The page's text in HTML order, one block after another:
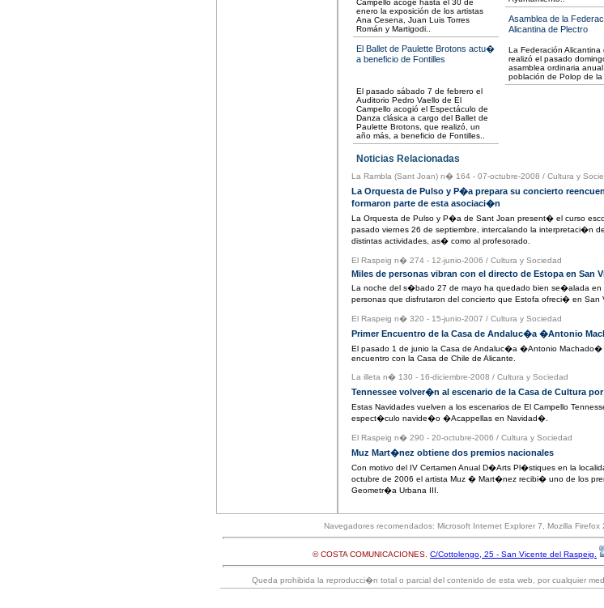
Campello acoge hasta el 30 de
enero la exposición de los artistas
Ana Cesena, Juan Luis Torres
Román y Martigodi..
El Ballet de Paulette Brotons actu�
a beneficio de Fontilles
El pasado sábado 7 de febrero el
Auditorio Pedro Vaello de El
Campello acogió el Espectáculo de
Danza clásica a cargo del Ballet de
Paulette Brotons, que realizó, un
año más, a beneficio de Fontilles..
Asamblea de la
Alicantina de Plectro
La Federación Alicantina
realizó el pasado
asamblea ordinaria
población de Polop de la
Noticias Relacionadas
La Rambla (Sant Joan) n� 164 - 07-octubre-2008 / Cultura y
La Orquesta de Pulso y P�a prepara su concierto
formaron parte de esta asociaci�n
La Orquesta de Pulso y P�a de Sant Joan present� el curso
pasado viernes 26 de septiembre, intercalando la interpretaci�n
distintas actividades, as� como al profesorado.
El Raspeig n� 274 - 12-junio-2006 / Cultura y Sociedad
Miles de personas vibran con el directo de Estopa en San
La noche del s�bado 27 de mayo ha quedado bien se�alada en
personas que disfrutaron del concierto que Estofa ofreci� en San
El Raspeig n� 320 - 15-junio-2007 / Cultura y Sociedad
Primer Encuentro de la Casa de Andaluc�a �Antonio
El pasado 1 de junio la Casa de Andaluc�a �Antonio
encuentro con la Casa de Chile de Alicante.
La illeta n� 130 - 16-diciembre-2008 / Cultura y Sociedad
Tennessee volver�n al escenario de la Casa de Cultura
Estas Navidades vuelven a los escenarios de El Campello
espect�culo navide�o �Acappellas en Navidad�.
El Raspeig n� 290 - 20-octubre-2006 / Cultura y Sociedad
Muz Mart�nez obtiene dos premios nacionales
Con motivo del IV Certamen Anual D�Arts Pl�stiques en la
octubre de 2006 el artista Muz � Mart�nez recibi� uno de los
Geometr�a Urbana III.
Navegadores recomendados: Microsoft Internet Explorer 7, Mozilla
© COSTA COMUNICACIONES. C/Cottolengo, 25 - San Vicente del Raspeig.
Queda prohibida la reproducci�n total o parcial del contenido de esta web, por cualquier